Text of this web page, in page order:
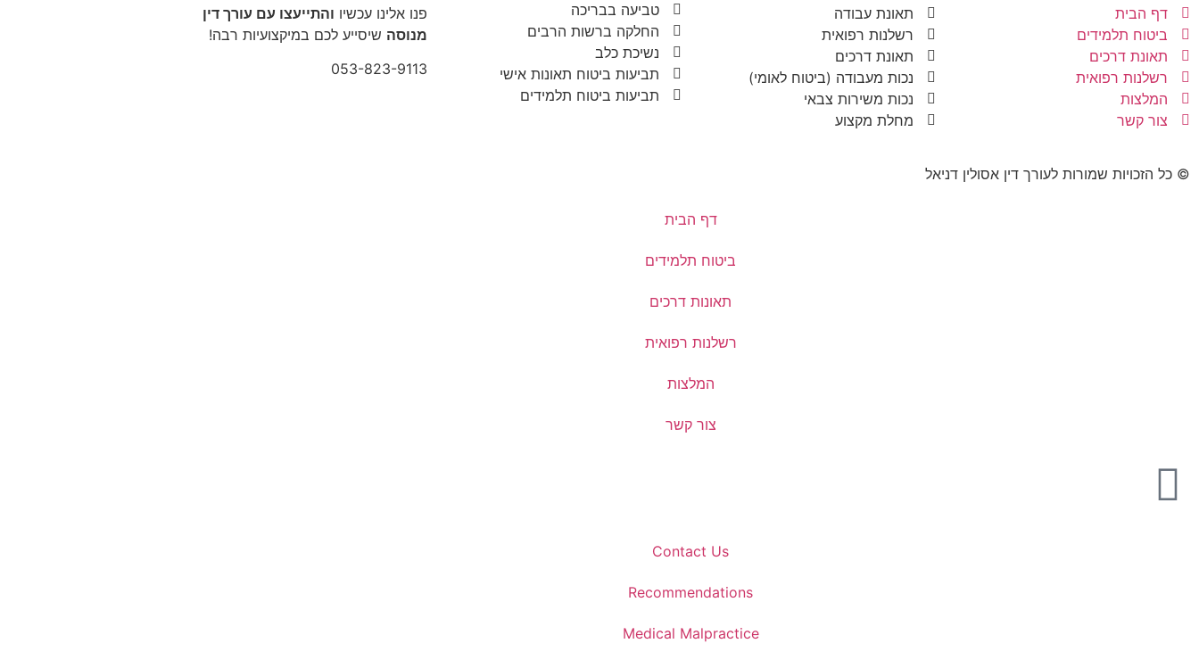
דף הבית
ביטוח תלמידים
תאונת דרכים
רשלנות רפואית
המלצות
צור קשר
תאונת עבודה
רשלנות רפואית
תאונת דרכים
נכות מעבודה (ביטוח לאומי)
נכות משירות צבאי
מחלת מקצוע
טביעה בבריכה
החלקה ברשות הרבים
נשיכת כלב
תביעות ביטוח תאונות אישי
תביעות ביטוח תלמידים
פנו אלינו עכשיו והתייעצו עם עורך דין
מנוסה שיסייע לכם במיקצועיות רבה!
053-823-9113
© כל הזכויות שמורות לעורך דין אסולין דניאל
דף הבית
ביטוח תלמידים
תאונות דרכים
רשלנות רפואית
המלצות
צור קשר
Contact Us
Recommendations
Medical Malpractice